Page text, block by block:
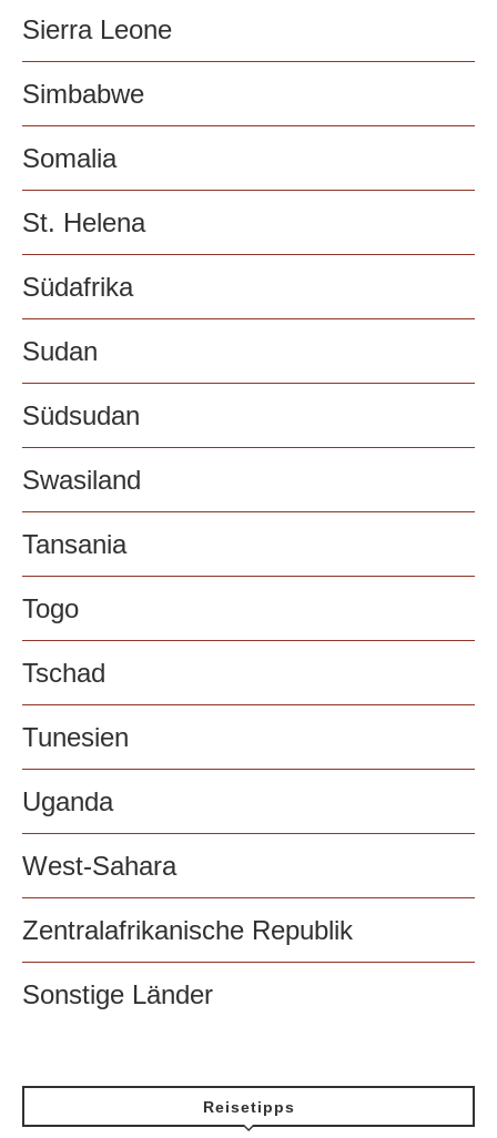
Sierra Leone
Simbabwe
Somalia
St. Helena
Südafrika
Sudan
Südsudan
Swasiland
Tansania
Togo
Tschad
Tunesien
Uganda
West-Sahara
Zentralafrikanische Republik
Sonstige Länder
Reisetipps